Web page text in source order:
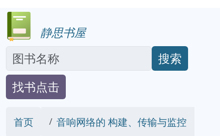
静思书屋
搜索
找书点击
首页 音响网络的 构建、传输与监控